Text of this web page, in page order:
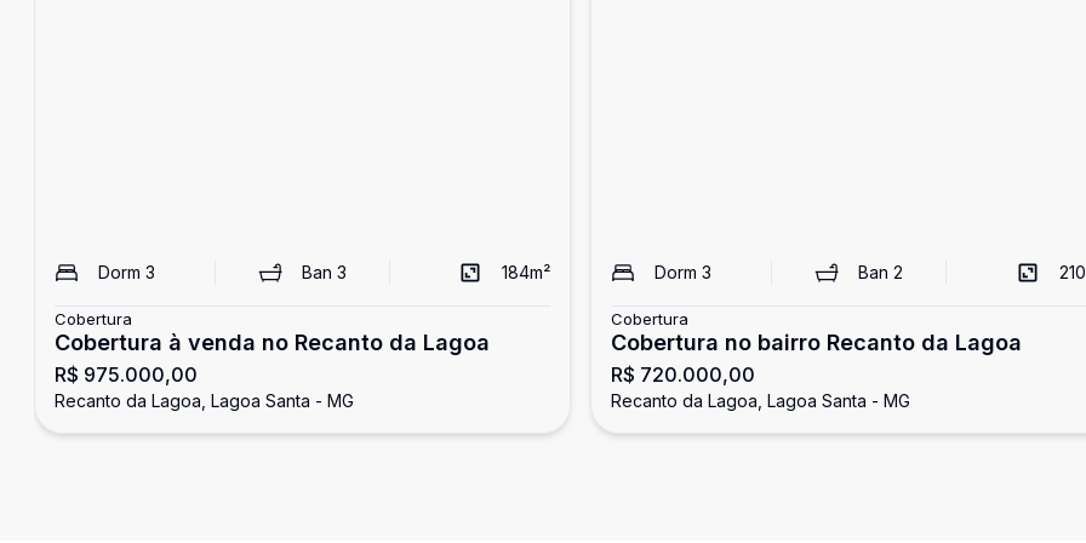
Dorm 3 Ban3 184m²
Cobertura
Cobertura à venda no Recanto da Lagoa
R$ 975.000,00
Recanto da Lagoa, Lagoa Santa - MG
Dorm 3 Ban 2 210
Cobertura
Cobertura no bairro Recanto da Lagoa
R$ 720.000,00
Recanto da Lagoa, Lagoa Santa - MG